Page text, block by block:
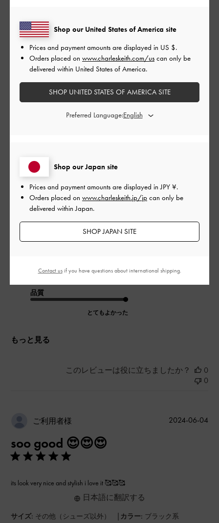
もっと見る
このレビューは役に立ちましたか？
なこさんのレビュー
軽くて収納力もあるので通勤用に重宝しています。
その他（シューズ以外） |カラー:
とてもよかった
品質
とてもよかった
もっと見る
このレビューは役に立ちましたか？
0
0
ご利用者様
soo good 😍😍😍
its look very nice and stylish i love it 🥰🥰🥰
サイズ: その他（シューズ以外） | カラー: ブラック系
日本語に翻訳する
公
2024-06-04
Shop our Japan site
Prices and payment amounts are displayed inJPY ¥.
Orders placed on www.charleskeith.jp/jp can only be
delivered within Japan.
SHOP JAPAN SITE
Shop our United States of America site
Prices and payment amounts are displayed in US $.
Orders placed on www.charleskeith.com/us can only be
delivered within United States of America.
SHOP UNITED STATES OF AMERICA SITE
Preferred Language:
Contact usif you have questions about international shipping.